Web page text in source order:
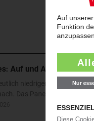
Auf und Ab bei Styrol
niedriger fixierten
Das Panel von